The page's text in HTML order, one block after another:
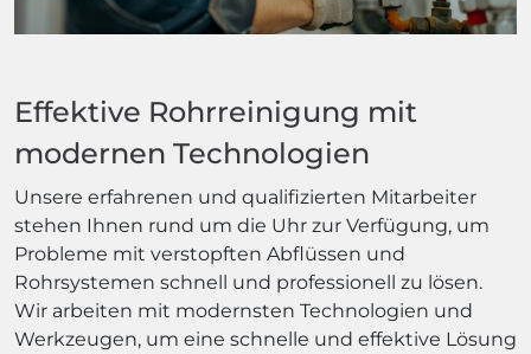
Effektive Rohrreinigung mit
modernen Technologien
Unsere erfahrenen und qualifizierten Mitarbeiter
stehen Ihnen rund um die Uhr zur Verfügung, um
Probleme mit verstopften Abflüssen und
Rohrsystemen schnell und professionell zu lösen.
Wir arbeiten mit modernsten Technologien und
Werkzeugen, um eine schnelle und effektive Lösung